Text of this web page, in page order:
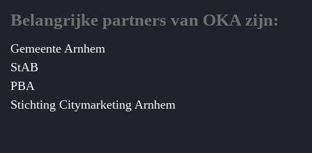
Belangrijke partners van OKA zijn:
Gemeente Arnhem
StAB
PBA
Stichting Citymarketing Arnhem